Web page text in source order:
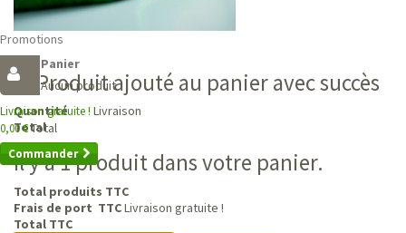
Promotions
Panier
Aucun produit
Livraison gratuite ! Livraison
0,00 €Total
Commander
Produit ajouté au panier avec succès
Quantité
Total
Il y a 1 produit dans votre panier.
Total produits TTC
Frais de port TTCLivraison gratuite !
Total TTC